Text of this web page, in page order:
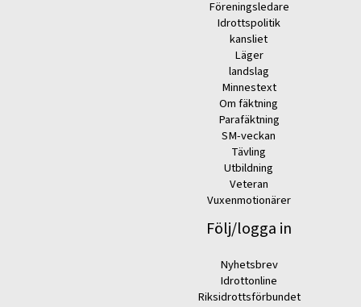
Föreningsledare
Idrottspolitik
kansliet
Läger
landslag
Minnestext
Om fäktning
Parafäktning
SM-veckan
Tävling
Utbildning
Veteran
Vuxenmotionärer
Följ/logga in
Nyhetsbrev
Idrottonline
Riksidrottsförbundet